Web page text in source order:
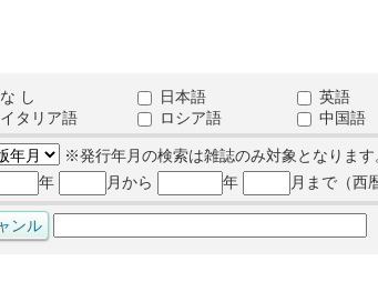
な し 日本語 英語
イタリア語
ロシア語 中国語
※発行年月の検索は雑誌のみ対象となります
年
月から 年 月まで（西